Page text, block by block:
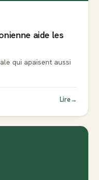
aide les
qui apaisent aussi
Lire→